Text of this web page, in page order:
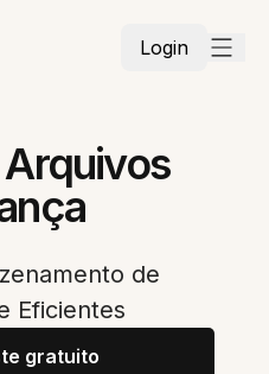
Login
de
Eficientes
gratuito